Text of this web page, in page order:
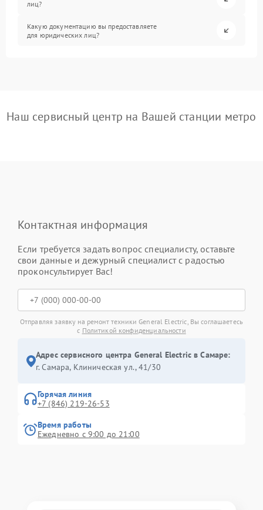
лиц?
Какую документацию вы предоставляете
для юридических лиц?
Наш сервисный центр на Вашей станции метро
Контактная информация
Если требуется задать вопрос специалисту, оставьте
свои данные и дежурный специалист с радостью
проконсультирует Вас!
Отправляя заявку на ремонт техники General Electric, Вы соглашаетесь
с Политикой конфиденциальности
Адрес сервисного центра General Electric в Самаре:
г. Самара, Клиническая ул., 41/30
Горячая линия
+7 (846) 219-26-53
Время работы
Ежедневно с 9:00 до 21:00